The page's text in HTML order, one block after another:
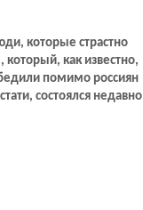
которые страстно
как известно,
помимо россиян
состоялся недавно